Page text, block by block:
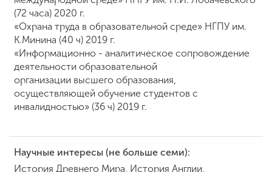
(72 часа) 2020 г.
«Охрана труда в образовательной среде» НГПУ им.
К.Минина (40 ч) 2019 г.
«Информационно - аналитическое сопровождение
деятельности образовательной
организации высшего образования,
осуществляющей обучение студентов с
инвалидностью» (36 ч) 2019 г.
Научные интересы (не больше семи):
История Древнего Мира, История Англии,